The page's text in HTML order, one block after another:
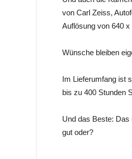
von Carl Zeiss,
Auflösung von 640 x
Wünsche bleiben
Im Lieferumfang ist
bis zu 400 Stunden
Und das Beste:
gut oder?